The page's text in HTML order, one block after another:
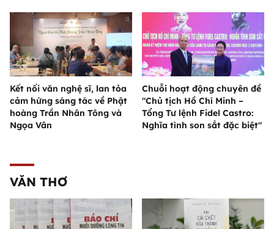
Kết nối văn nghệ sĩ, lan tỏa
cảm hứng sáng tác về Phật
hoàng Trần Nhân Tông và
Ngọa Vân
Chuỗi hoạt động chuyên đề
"Chủ tịch Hồ Chí Minh –
Tổng Tư lệnh Fidel Castro:
Nghĩa tình son sắt đặc biệt"
VĂN THƠ